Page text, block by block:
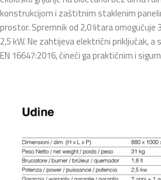
konstrukcijom i zaštitnim staklenim
prostor. Spremnik od 2,0 litara omogućuje
2,5 kW. Ne zahtijeva električni priključak,
EN 16647:2016, čineći ga praktičnim i